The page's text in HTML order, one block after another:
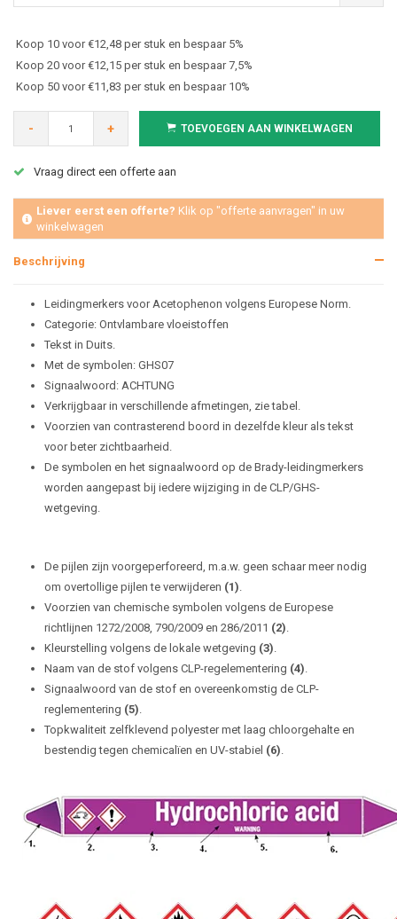
Koop 10 voor €12,48 per stuk en bespaar 5%
Koop 20 voor €12,15 per stuk en bespaar 7,5%
Koop 50 voor €11,83 per stuk en bespaar 10%
- + TOEVOEGEN AAN WINKELWAGEN
Vraag direct een offerte aan
Liever eerst een offerte? Klik op "offerte aanvragen" in uw
winkelwagen
Beschrijving
Leidingmerkers voor Acetophenon volgens Europese Norm.
Categorie: Ontvlambare vloeistoffen
Tekst in Duits.
Met de symbolen: GHS07
Signaalwoord: ACHTUNG
Verkrijgbaar in verschillende afmetingen, zie tabel.
Voorzien van contrasterend boord in dezelfde kleur als tekst
voor beter zichtbaarheid.
De symbolen en het signaalwoord op de Brady-leidingmerkers
worden aangepast bij iedere wijziging in de CLP/GHS-
wetgeving.
De pijlen zijn voorgeperforeerd, m.a.w. geen schaar meer nodig
om overtollige pijlen te verwijderen (1).
Voorzien van chemische symbolen volgens de Europese
richtlijnen 1272/2008, 790/2009 en 286/2011 (2).
Kleurstelling volgens de lokale wetgeving (3).
Naam van de stof volgens CLP-regelementering (4).
Signaalwoord van de stof en overeenkomstig de CLP-
reglementering (5).
Topkwaliteit zelfklevend polyester met laag chloorgehalte en
bestendig tegen chemicalïen en UV-stabiel (6).